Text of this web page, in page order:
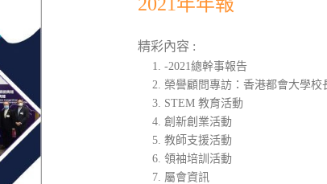
精彩內容 :
-2021總幹事報告
榮譽顧問專訪：香港都會大學
STEM 教育活動
創新創業活動
教師支援活動
領袖培訓活動
屬會資訊